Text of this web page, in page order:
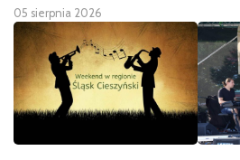
05 sierpnia 2026